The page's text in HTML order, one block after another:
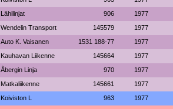
Lähilinjat 906 1977
Wendelin Transport 145579 1977
Auto K. Vaisanen 1531 188-77 1977
Kauhavan Liikenne 145664 1977
Åbergin Linja 970 1977
Matkaliikenne 145661 1977
Koiviston L 963 1977